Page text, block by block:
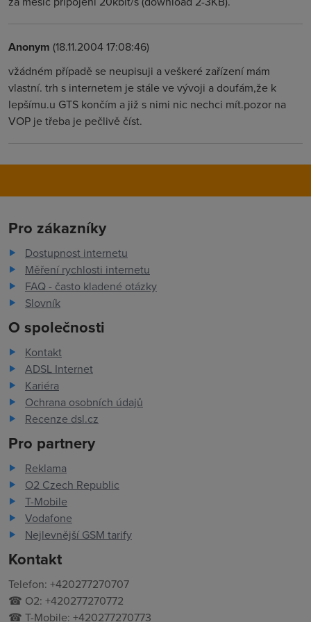
Anonym (18.11.2004 17:08:46)
vžádném případě se neupisuji a veškeré zařízení mám
vlastní. trh s internetem je stále ve vývoji a doufám,že k
lepšímu.u GTS končím a již s nimi nic nechci mít.pozor na
VOP je třeba je pečlivě číst.
Pro zákazníky
Dostupnost internetu
Měření rychlosti internetu
FAQ - často kladené otázky
Slovník
O společnosti
Kontakt
ADSL Internet
Kariéra
Ochrana osobních údajů
Recenze dsl.cz
Pro partnery
Reklama
O2 Czech Republic
T-Mobile
Vodafone
Nejlevnější GSM tarify
Kontakt
Telefon: +420277270707
☎ O2: +420277270772
☎ T-Mobile: +420277270773